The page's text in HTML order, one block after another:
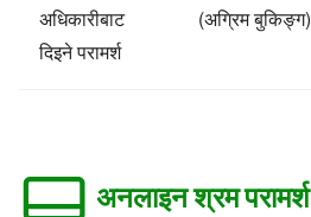
अधिकारीबाट
दिइने परामर्श
(अग्रिम बुकिङ्ग)
अनलाइन श्रम परामर्श